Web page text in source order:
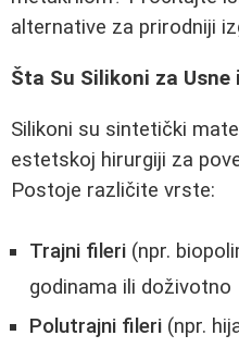
alternative za prirodniji
Šta Su Silikoni za Usne
Silikoni su sintetički
estetskoj hirurgiji za
Postoje različite vrste:
Trajni fileri (npr.
godinama ili doživotno
Polutrajni fileri (npr.